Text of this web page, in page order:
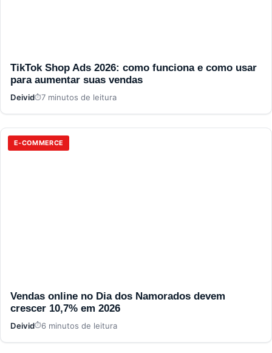
TikTok Shop Ads 2026: como funciona e como usar
para aumentar suas vendas
Deivid 7 minutos de leitura
E-COMMERCE
Vendas online no Dia dos Namorados devem
crescer 10,7% em 2026
Deivid 6 minutos de leitura